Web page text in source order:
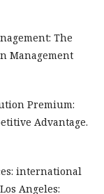
The
Management
Premium:
Advantage.
international
Angeles: